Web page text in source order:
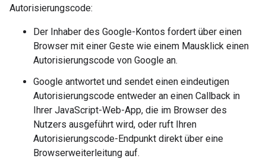
Autorisierungscode:
Der Inhaber des Google-Kontos fordert über einen
Browser mit einer Geste wie einem Mausklick einen
Autorisierungscode von Google an.
Google antwortet und sendet einen eindeutigen
Autorisierungscode entweder an einen Callback in
Ihrer JavaScript-Web-App, die im Browser des
Nutzers ausgeführt wird, oder ruft Ihren
Autorisierungscode-Endpunkt direkt über eine
Browserweiterleitung auf.